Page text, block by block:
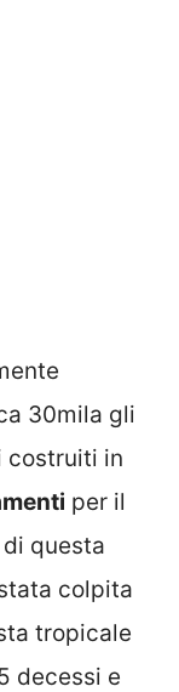
30mila gli
costruiti in
per il
questa
colpita
tropicale
decessi e